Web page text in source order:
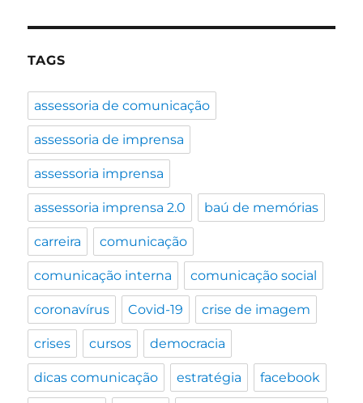
TAGS
assessoria de comunicação
assessoria de imprensa
assessoria imprensa
assessoria imprensa 2.0 baú de memórias
carreira comunicação
comunicação interna comunicação social
coronavírus Covid-19 crise de imagem
crises cursos democracia
dicas comunicação estratégia facebook